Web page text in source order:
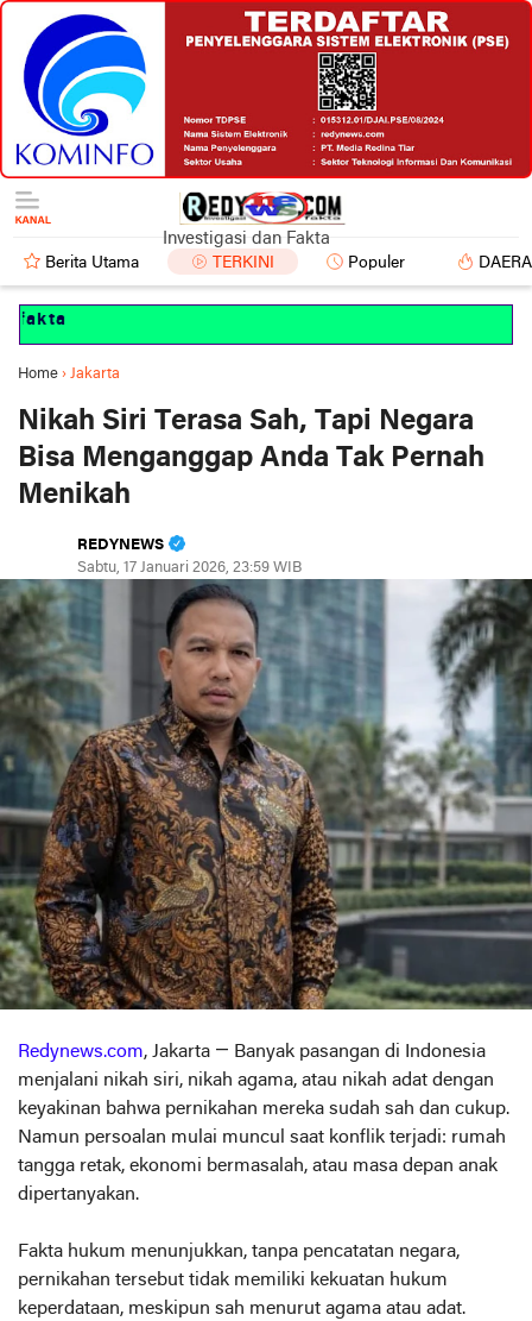
Investigasi dan Fakta
Berita Utama TERKINI Populer
Home › Jakarta
Nikah Siri Terasa Sah, Tapi Negara
Bisa Menganggap Anda Tak Pernah
Menikah
REDYNEWS
Sabtu, 17 Januari 2026, 23:59 WIB
Redynews.com, Jakarta — Banyak pasangan di Indonesia
menjalani nikah siri, nikah agama, atau nikah adat dengan
keyakinan bahwa pernikahan mereka sudah sah dan cukup.
Namun persoalan mulai muncul saat konflik terjadi: rumah
tangga retak, ekonomi bermasalah, atau masa depan anak
dipertanyakan.
Fakta hukum menunjukkan, tanpa pencatatan negara,
pernikahan tersebut tidak memiliki kekuatan hukum
keperdataan, meskipun sah menurut agama atau adat.